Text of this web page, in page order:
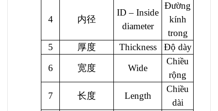
4 内径
ID – Inside
diameter
Đường
kính
trong
5
厚度 Thickness Độ dày
6 宽度 Wide
Chiều
rộng
7 长度 Length
Chiều
dài